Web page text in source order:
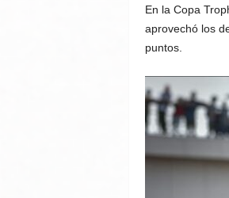
En la Copa
aprovechó los
puntos.